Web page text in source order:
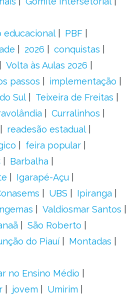
educacional
PBF
2026
conquistas
Volta às Aulas 2026
passos
implementação
Sul
Teixeira de Freitas
Curralinhos
readesão estadual
feira popular
Barbalha
Igarapé-Açu
UBS
Ipiranga
Valdiosmar Santos
São Roberto
do Piauí
Montadas
no Ensino Médio
jovem
Umirim